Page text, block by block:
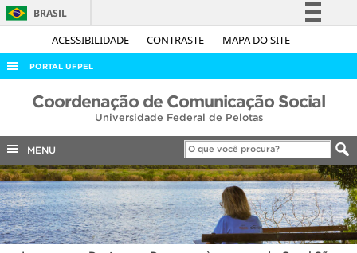
ACESSIBILIDADE CONTRASTE MAPA DO SITE
BRASIL
Simplifique!
Acesso à informação
Legislação
Canais
PORTAL UFPEL
ACESSO À INFORMAÇÃO
COBALTO
CONCURSOS
EDITAIS
INTERNACIONAL
Coordenação de Comunicação Social
Universidade Federal de Pelotas
MENU